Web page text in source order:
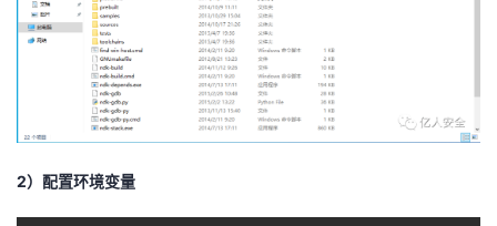
2）配置环境变量